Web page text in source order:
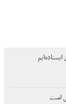
است